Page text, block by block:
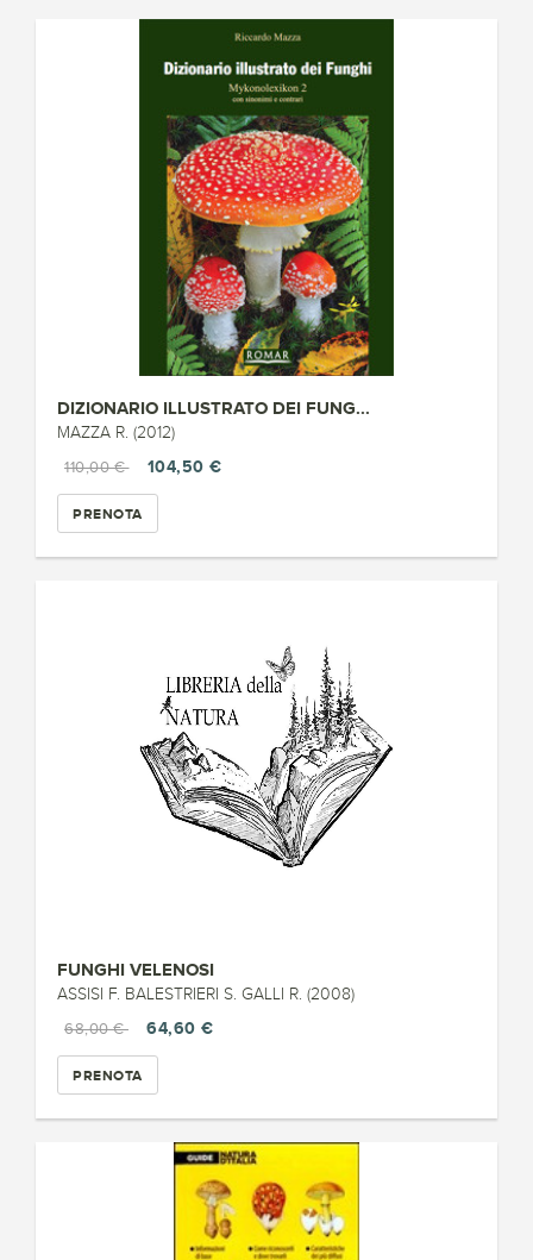
DIZIONARIO ILLUSTRATO DEI FUNG...
MAZZA R. (2012)
110,00 €
104,50 €
PRENOTA
FUNGHI VELENOSI
ASSISI F. BALESTRIERI S. GALLI R. (2008)
68,00 €
64,60 €
PRENOTA